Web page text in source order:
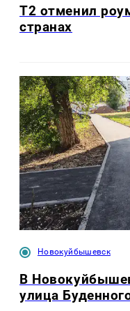
Т2 отменил
странах
Новокуйбышевск
В
улица